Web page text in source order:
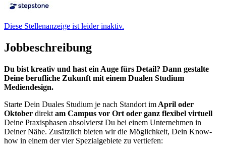
Diese Stellenanzeige ist leider inaktiv.
Jobbeschreibung
Du bist kreativ und hast ein Auge fürs Detail? Dann gestalte
Deine berufliche Zukunft mit einem Dualen Studium
Mediendesign.
Starte Dein Duales Studium je nach Standort im April oder
Oktober direkt am Campus vor Ort oder ganz flexibel virtuell
Deine Praxisphasen absolvierst Du bei einem Unternehmen in
Deiner Nähe. Zusätzlich bieten wir die Möglichkeit, Dein Know-
how in einem der vier Spezialgebiete zu vertiefen: